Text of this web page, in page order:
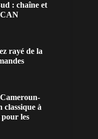
: chaîne et
rayé de la
classique à
les